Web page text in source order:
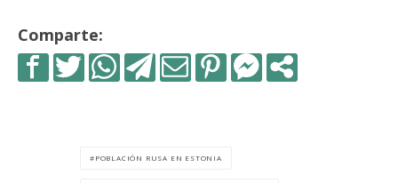
Comparte:
POBLACIÓN RUSA EN ESTONIA